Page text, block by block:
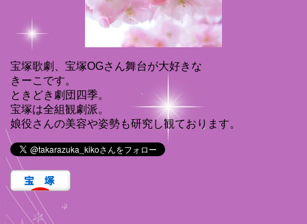
宝塚歌劇、宝塚OGさん舞台が大好きな
きーこです。
ときどき劇団四季。
宝塚は全組観劇派。
娘役さんの美容や姿勢も研究し観ております。